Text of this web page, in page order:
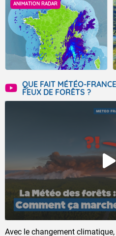
ANIMATION RADAR
QUE FAIT MÉTÉO-
FEUX DE FORÊTS ?
Avec le changement